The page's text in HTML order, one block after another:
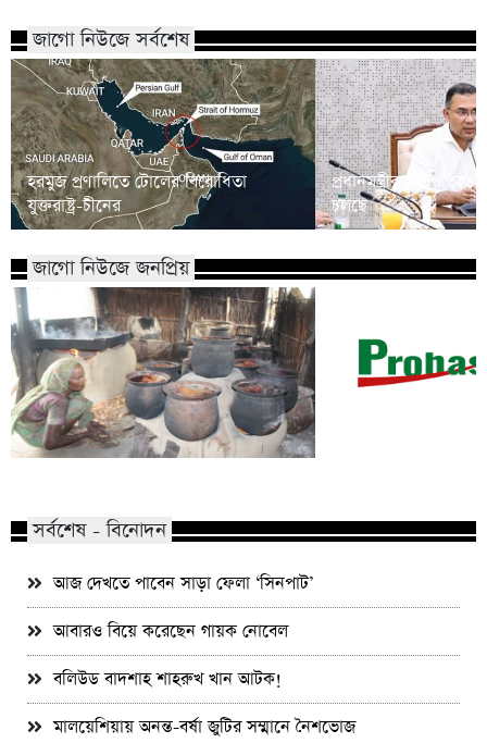
জাগো নিউজে সর্বশেষ
হরমুজ প্রণালিতে টোলের বিরোধিতা
যুক্তরাষ্ট্র-চীনের
প্রধানমন্ত্রীর
চলছে
জাগো নিউজে জনপ্রিয়
সর্বশেষ - বিনোদন
আজ দেখতে পাবেন সাড়া ফেলা ‘সিনপাট’
আবারও বিয়ে করেছেন গায়ক নোবেল
বলিউড বাদশাহ শাহরুখ খান আটক!
মালয়েশিয়ায় অনন্ত-বর্ষা জুটির সম্মানে নৈশভোজ